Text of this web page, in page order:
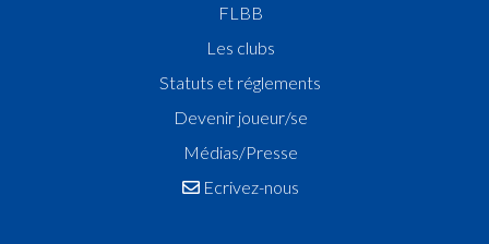
FLBB
Les clubs
Statuts et réglements
Devenir joueur/se
Médias/Presse
Ecrivez-nous